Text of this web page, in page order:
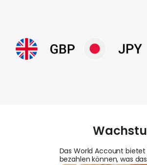
Das World Account
bezahlen können, was